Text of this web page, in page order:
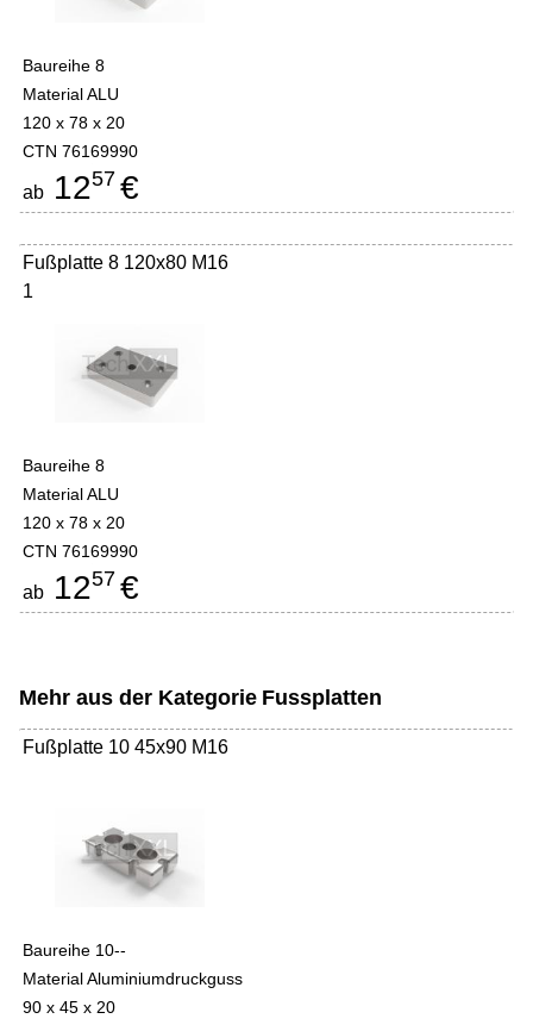
Baureihe 8
Material ALU
120 x 78 x 20
CTN 76169990
ab 1257 €
Fußplatte 8 120x80 M16
1
Baureihe 8
Material ALU
120 x 78 x 20
CTN 76169990
ab 1257 €
Mehr aus der Kategorie Fussplatten
Fußplatte 10 45x90 M16
Baureihe 10--
Material Aluminiumdruckguss
90 x 45 x 20